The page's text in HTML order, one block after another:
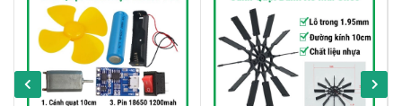
Diy Khung Động Cơ Máy Bay Mô Hình 4 Động Cơ